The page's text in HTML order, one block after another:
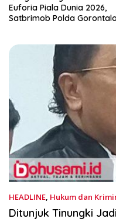
Euforia Piala Dunia 2026,
Satbrimob Polda Gorontalo
HEADLINE, Hukum dan
Ditunjuk Tinungki